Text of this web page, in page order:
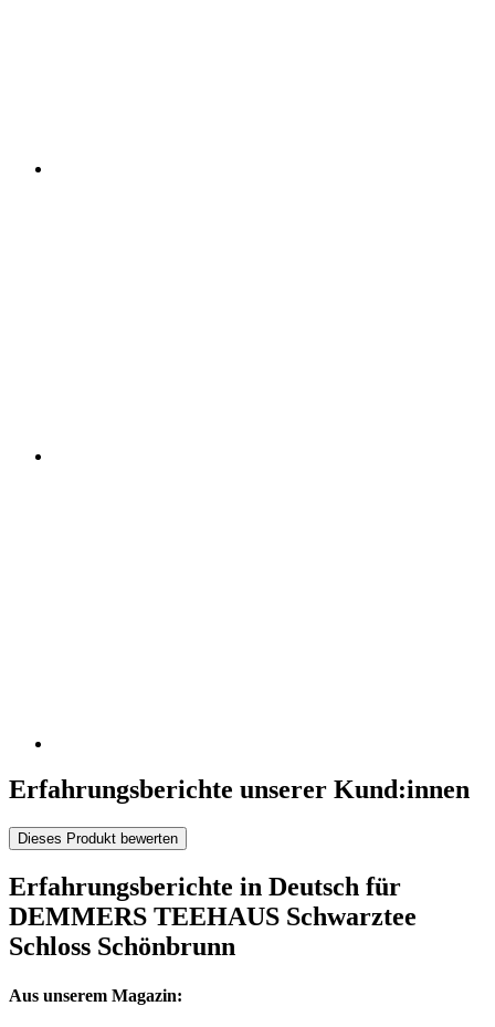
Erfahrungsberichte unserer Kund:innen
Dieses Produkt bewerten
Erfahrungsberichte in Deutsch für
DEMMERS TEEHAUS Schwarztee
Schloss Schönbrunn
Aus unserem Magazin: